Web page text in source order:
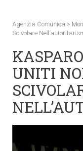
Agenzia Comunica >
Scivolare
UNITI